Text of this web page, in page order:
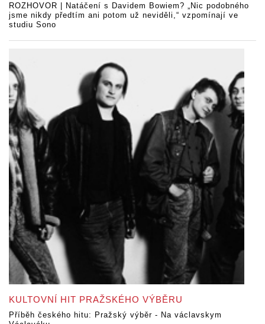
ROZHOVOR | Natáčení s Davidem Bowiem? „Nic podobného
jsme nikdy předtím ani potom už neviděli,“ vzpomínají ve
studiu Sono
KULTOVNÍ HIT PRAŽSKÉHO VÝBĚRU
Příběh českého hitu: Pražský výběr - Na václavskym